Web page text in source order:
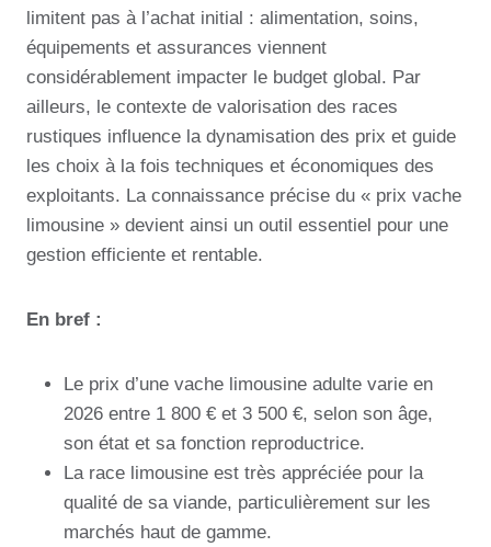
limitent pas à l’achat initial : alimentation, soins,
équipements et assurances viennent
considérablement impacter le budget global. Par
ailleurs, le contexte de valorisation des races
rustiques influence la dynamisation des prix et guide
les choix à la fois techniques et économiques des
exploitants. La connaissance précise du « prix vache
limousine » devient ainsi un outil essentiel pour une
gestion efficiente et rentable.
En bref :
Le prix d’une vache limousine adulte varie en
2026 entre 1 800 € et 3 500 €, selon son âge,
son état et sa fonction reproductrice.
La race limousine est très appréciée pour la
qualité de sa viande, particulièrement sur les
marchés haut de gamme.